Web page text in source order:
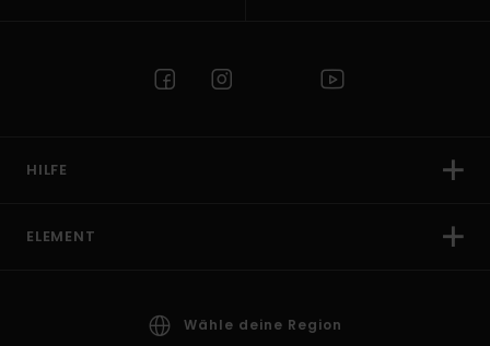
HILFE
ELEMENT
Wähle deine Region